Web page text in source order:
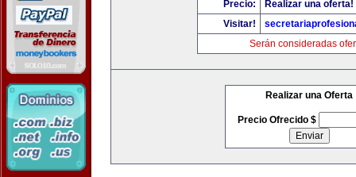
Precio:
Realizar una oferta!
Visitar!
Serán consideradas
Realizar una Oferta
Precio Ofrecido $